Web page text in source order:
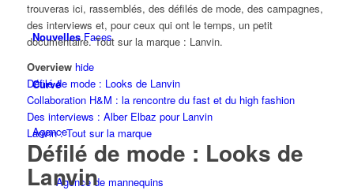
NouvellesFaces
Curvé
Agence
Agence de mannequins
trouveras ici, rassemblés, des défilés de mode, des campagnes,
des interviews et, pour ceux qui ont le temps, un petit
documentaire. Tout sur la marque : Lanvin.
Overview hide
Défilé de mode : Looks de Lanvin
Collaboration H&M : la rencontre du fast et du high fashion
Des interviews : Alber Elbaz pour Lanvin
Lanvin : Tout sur la marque
Défilé de mode : Looks de
Lanvin